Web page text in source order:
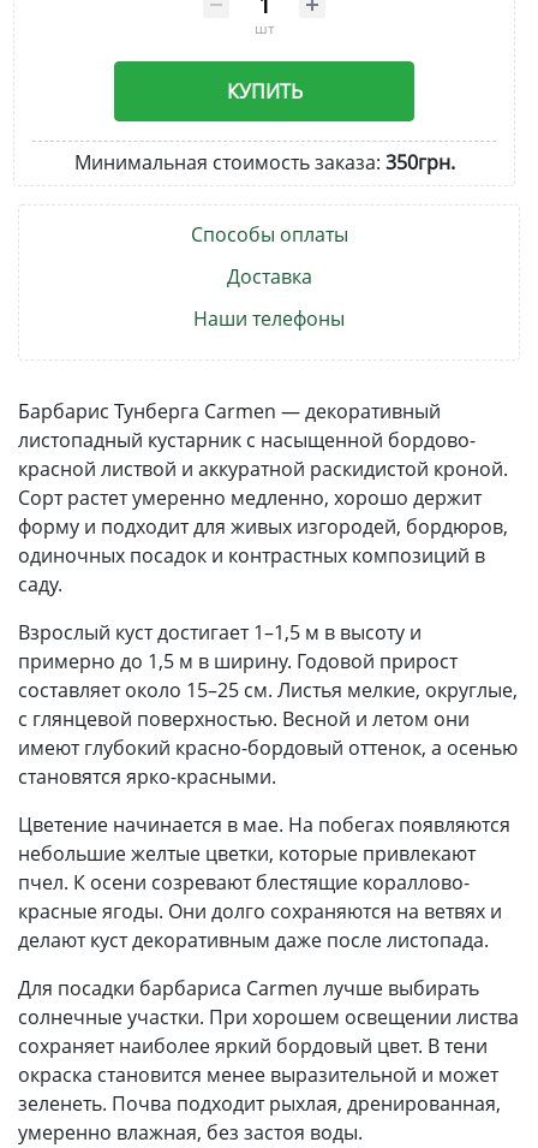
шт
КУПИТЬ
Минимальная стоимость заказа: 350грн.
Способы оплаты
Доставка
Наши телефоны
Барбарис Тунберга Carmen — декоративный
листопадный кустарник с насыщенной бордово-
красной листвой и аккуратной раскидистой кроной.
Сорт растет умеренно медленно, хорошо держит
форму и подходит для живых изгородей, бордюров,
одиночных посадок и контрастных композиций в
саду.
Взрослый куст достигает 1–1,5 м в высоту и
примерно до 1,5 м в ширину. Годовой прирост
составляет около 15–25 см. Листья мелкие, округлые,
с глянцевой поверхностью. Весной и летом они
имеют глубокий красно-бордовый оттенок, а осенью
становятся ярко-красными.
Цветение начинается в мае. На побегах появляются
небольшие желтые цветки, которые привлекают
пчел. К осени созревают блестящие кораллово-
красные ягоды. Они долго сохраняются на ветвях и
делают куст декоративным даже после листопада.
Для посадки барбариса Carmen лучше выбирать
солнечные участки. При хорошем освещении листва
сохраняет наиболее яркий бордовый цвет. В тени
окраска становится менее выразительной и может
зеленеть. Почва подходит рыхлая, дренированная,
умеренно влажная, без застоя воды.